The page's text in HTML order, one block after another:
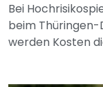
Bei
beim Thüringen-
werden Kosten